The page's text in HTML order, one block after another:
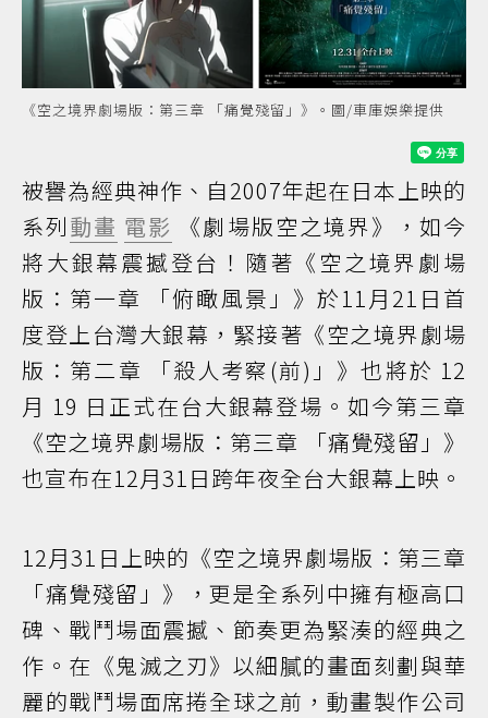
《空之境界劇場版：第三章 「痛覺殘留」》。圖/車庫娛樂提供
被譽為經典神作、自2007年起在日本上映的
系列動畫 電影
《劇場版空之境界》，如今
將大銀幕震撼登台！隨著《空之境界劇場
版：第一章 「俯瞰風景」》於11月21日首
度登上台灣大銀幕，緊接著《空之境界劇場
版：第二章 「殺⼈考察(前)」》也將於 12
月 19 日正式在台大銀幕登場。如今第三章
《空之境界劇場版：第三章 「痛覺殘留」》
也宣布在12月31日跨年夜全台大銀幕上映。
12月31日上映的《空之境界劇場版：第三章
「痛覺殘留」》，更是全系列中擁有極高口
碑、戰鬥場面震撼、節奏更為緊湊的經典之
作。在《鬼滅之刃》以細膩的畫面刻劃與華
麗的戰鬥場面席捲全球之前，動畫製作公司